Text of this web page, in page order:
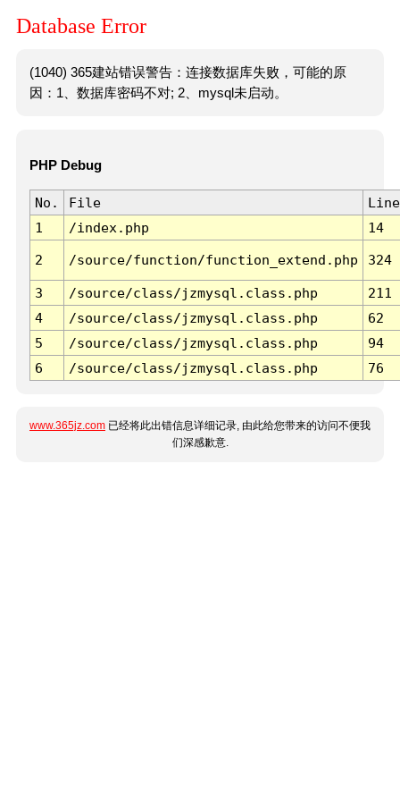
Database Error
(1040) 365建站错误警告：连接数据库失败，可能的原
因：1、数据库密码不对; 2、mysql未启动。
PHP Debug
No. File
Line
1
/index.php 14
2 /source/function/function_extend.php 324
3 /source/class/jzmysql.class.php
211
4
/source/class/jzmysql.class.php
62
5
/source/class/jzmysql.class.php
94
6
/source/class/jzmysql.class.php 76
www.365jz.com 已经将此出错信息详细记录, 由此给您带来的访问不便我
们深感歉意.